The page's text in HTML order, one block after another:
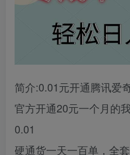
简介:0.01元开通腾讯爱
官方开通20元一个月的
0.01
硬通货一天一百单，全